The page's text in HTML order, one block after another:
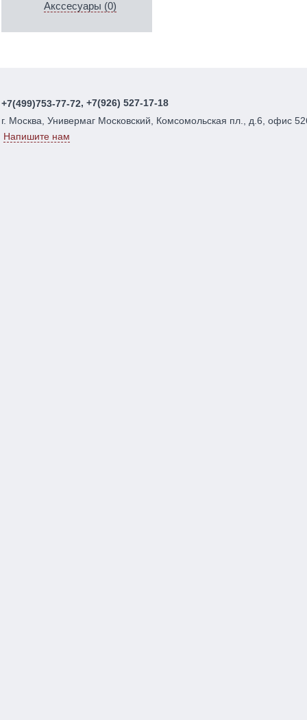
Акссесуары (0)
+7(499)753-77-72, +7(926) 527-17-18
г. Москва, Универмаг Московский, Комсомольская пл., д.6, офис
Напишите нам